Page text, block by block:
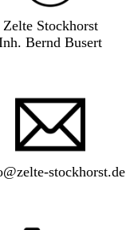
Zelte Stockhorst
Bernd Busert
stockhorst.de